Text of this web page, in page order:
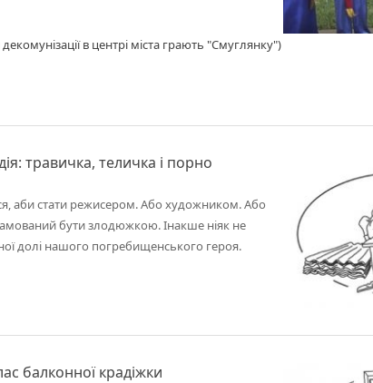
в центрі міста грають "Смуглянку")
травичка, теличка і порно
аби стати режисером. Або художником. Або
бути злодюжкою. Інакше ніяк не
долі нашого погребищенського героя.
балконної крадіжки